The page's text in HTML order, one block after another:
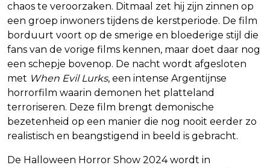
chaos te veroorzaken. Ditmaal zet hij zijn zinnen op
een groep inwoners tijdens de kerstperiode. De film
borduurt voort op de smerige en bloederige stijl die
fans van de vorige films kennen, maar doet daar nog
een schepje bovenop. De nacht wordt afgesloten
met When Evil Lurks, een intense Argentijnse
horrorfilm waarin demonen het platteland
terroriseren. Deze film brengt demonische
bezetenheid op een manier die nog nooit eerder zo
realistisch en beangstigend in beeld is gebracht.
De Halloween Horror Show 2024 wordt in